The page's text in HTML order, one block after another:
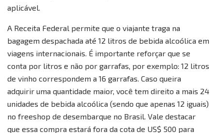
aplicável.
A Receita Federal permite que o viajante traga na
bagagem despachada até 12 litros de bebida alcoólica em
viagens internacionais. É importante reforçar que se
conta por litros e não por garrafas, por exemplo: 12 litros
de vinho correspondem a 16 garrafas. Caso queira
adquirir uma quantidade maior, você tem direito a mais 24
unidades de bebida alcoólica (sendo que apenas 12 iguais)
no freeshop de desembarque no Brasil. Vale destacar
que essa compra estará fora da cota de US$ 500 para